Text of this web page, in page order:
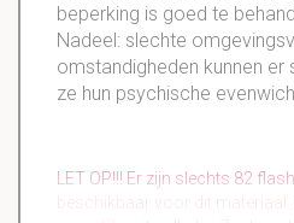
beperking is goed te
Nadeel: slechte
omstandigheden kunnen
ze hun psychische
LET OP!!! Er zijn slechts 82
beschikbaar voor dit materiaal.